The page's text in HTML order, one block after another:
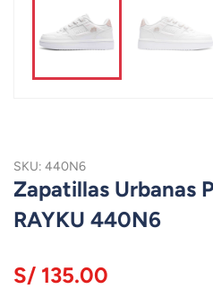
SKU: 440N6
Zapatillas Urbanas
RAYKU 440N6
S/ 135.00